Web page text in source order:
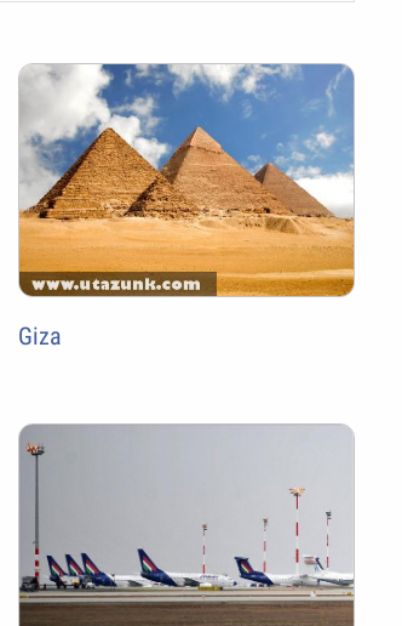
Giza